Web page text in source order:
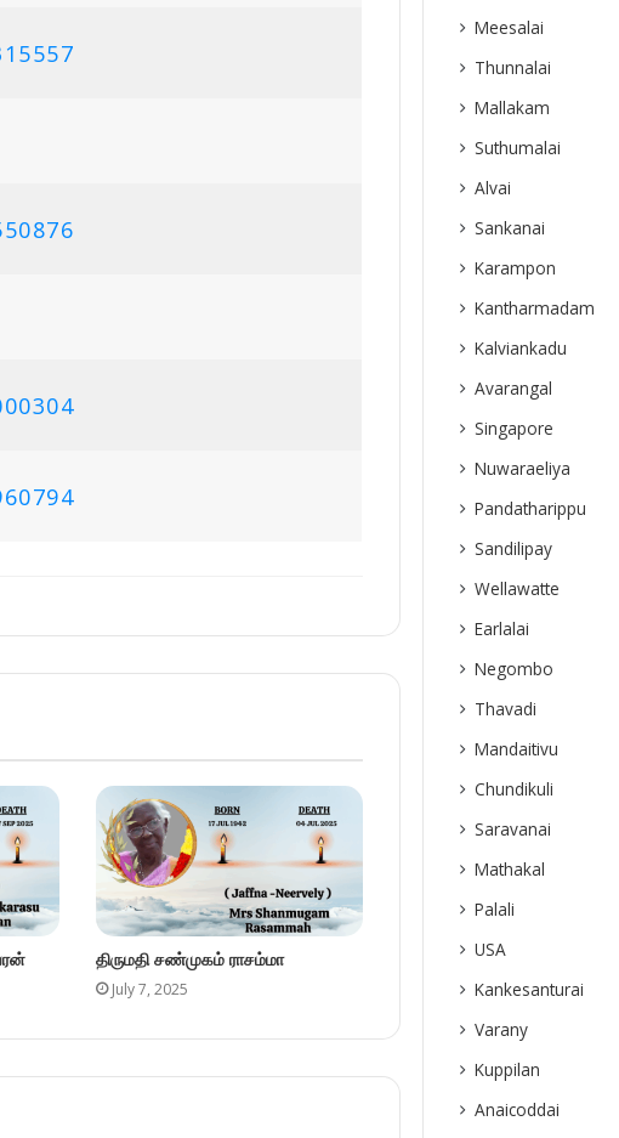
திருமதி சண்முகம் ராசம்மா
July 7, 2025
Meesalai
Thunnalai
Mallakam
Suthumalai
Alvai
Sankanai
Karampon
Kantharmadam
Kalviankadu
Avarangal
Singapore
Nuwaraeliya
Pandatharippu
Sandilipay
Wellawatte
Earlalai
Negombo
Thavadi
Mandaitivu
Chundikuli
Saravanai
Mathakal
Palali
USA
Kankesanturai
Varany
Kuppilan
Anaicoddai